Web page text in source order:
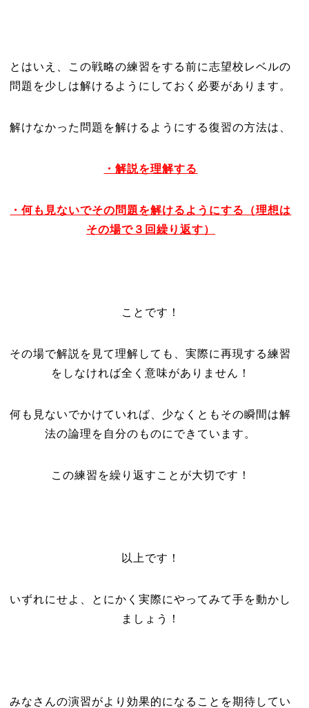
とはいえ、この戦略の練習をする前に志望校レベルの
問題を少しは解けるようにしておく必要があります。
解けなかった問題を解けるようにする復習の方法は、
・解説を理解する
・何も見ないでその問題を解けるようにする（理想は
その場で３回繰り返す）
ことです！
その場で解説を見て理解しても、実際に再現する練習
をしなければ全く意味がありません！
何も見ないでかけていれば、少なくともその瞬間は解
法の論理を自分のものにできています。
この練習を繰り返すことが大切です！
以上です！
いずれにせよ、とにかく実際にやってみて手を動かし
ましょう！
みなさんの演習がより効果的になることを期待してい